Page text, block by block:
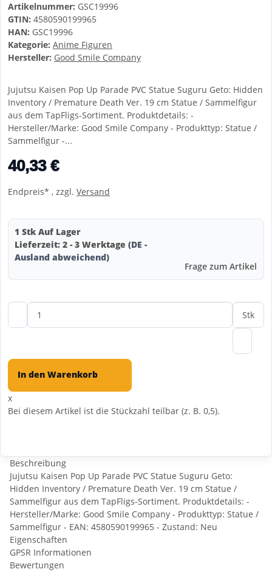
Artikelnummer: GSC19996
GTIN: 4580590199965
HAN: GSC19996
Kategorie: Anime Figuren
Hersteller: Good Smile Company
Jujutsu Kaisen Pop Up Parade PVC Statue Suguru Geto: Hidden
Inventory / Premature Death Ver. 19 cm Statue / Sammelfigur
aus dem TapFligs-Sortiment. Produktdetails: -
Hersteller/Marke: Good Smile Company - Produkttyp: Statue /
Sammelfigur -...
40,33 €
Endpreis* , zzgl. Versand
1 Stk Auf Lager
Lieferzeit: 2 - 3 Werktage (DE -
Ausland abweichend)
Frage zum Artikel
Stk
In den Warenkorb
x
Bei diesem Artikel ist die Stückzahl teilbar (z. B. 0,5).
Beschreibung
Jujutsu Kaisen Pop Up Parade PVC Statue Suguru Geto:
Hidden Inventory / Premature Death Ver. 19 cm Statue /
Sammelfigur aus dem TapFligs-Sortiment. Produktdetails: -
Hersteller/Marke: Good Smile Company - Produkttyp: Statue /
Sammelfigur - EAN: 4580590199965 - Zustand: Neu
Eigenschaften
GPSR Informationen
Bewertungen